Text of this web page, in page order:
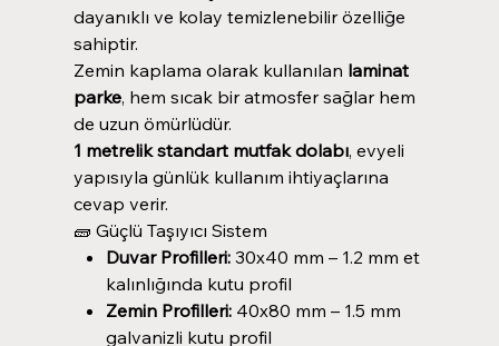
dayanıklı ve kolay temizlenebilir özelliğe
sahiptir.
Zemin kaplama olarak kullanılan laminat
parke, hem sıcak bir atmosfer sağlar hem
de uzun ömürlüdür.
1 metrelik standart mutfak dolabı, evyeli
yapısıyla günlük kullanım ihtiyaçlarına
cevap verir.
🧱 Güçlü Taşıyıcı Sistem
Duvar Profilleri:30x40 mm – 1.2 mm et
kalınlığında kutu profil
Zemin Profilleri:40x80 mm – 1.5 mm
galvanizli kutu profil